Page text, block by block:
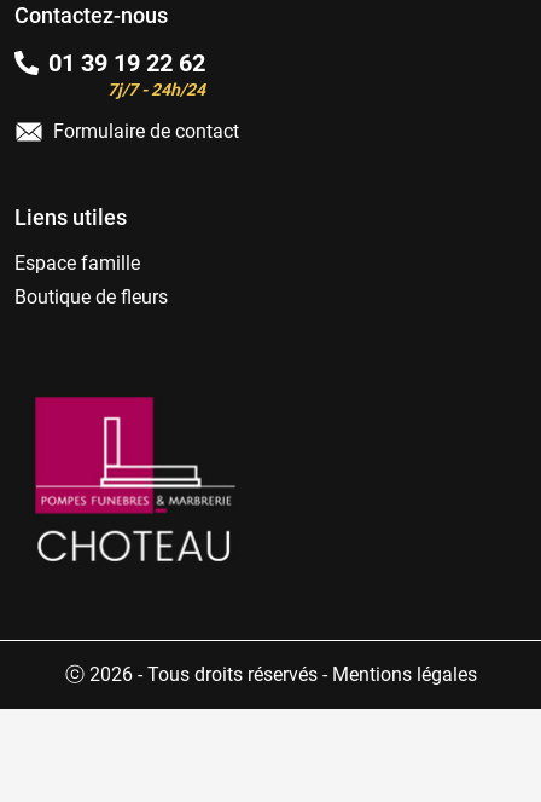
Contactez-nous
01 39 19 22 62
7j/7 - 24h/24
Formulaire de contact
Liens utiles
Espace famille
Boutique de fleurs
ⓒ 2026 - Tous droits réservés - Mentions légales